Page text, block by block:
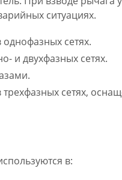
ситуациях.
однофазных сетях.
и двухфазных сетях.
сетях,
в: